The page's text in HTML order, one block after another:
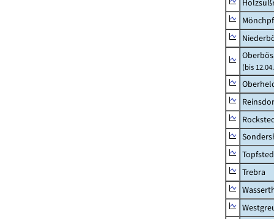
(bis
Trebra